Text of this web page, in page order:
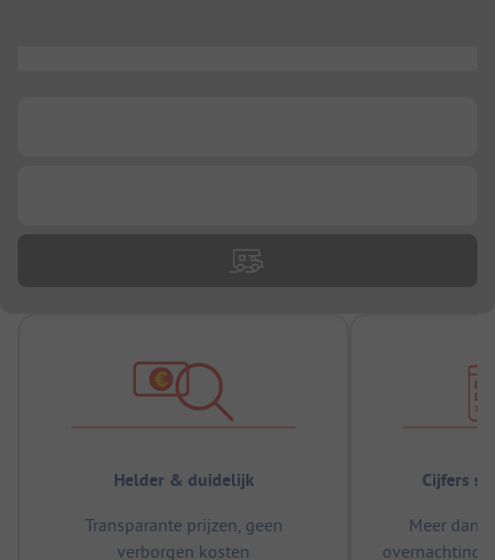
Helder & duidelijk
Transparante prijzen, geen
verborgen kosten
Cijfers
Meer dan